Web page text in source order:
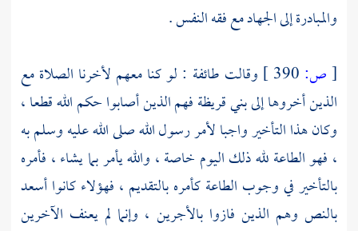
والمبادرة إلى الجهاد مع فقه النفس .
[ص:
وقالت طائفة : لو كنا معهم لأخرنا الصلاة مع
الذين أخروها إلىبني قريظةفهم الذين أصابوا حكم الله قطعا ،
وكان هذا التأخير واجبا لأمر رسول الله صلى الله عليه وسلم به
، فهو الطاعة لله ذلك اليوم خاصة ، والله يأمر بما يشاء ، فأمره
بالتأخير في وجوب الطاعة كأمره بالتقديم ، فهؤلاء كانوا أسعد
بالنص وهم الذين فازوا بالأجرين ، وإنما لم يعنف الآخرين